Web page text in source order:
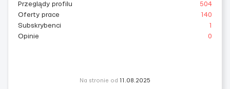
Przeglądy profilu
504
Oferty prace
140
Subskrybenci
1
Opinie
0
Na stronie od 11.08.2025